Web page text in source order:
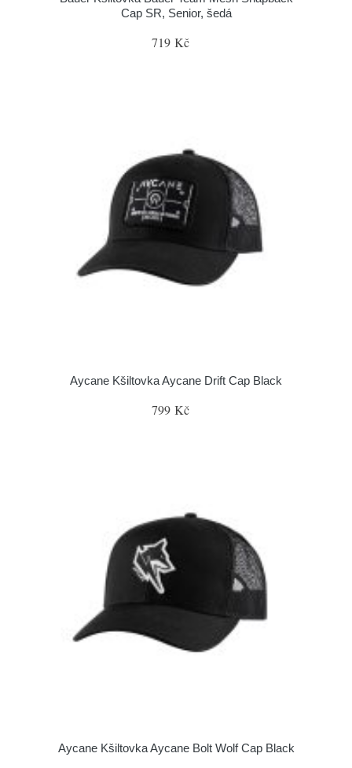
Cap SR, Senior, šedá
719 Kč
Aycane Kšiltovka Aycane Drift Cap Black
799 Kč
Aycane Kšiltovka Aycane Bolt Wolf Cap Black